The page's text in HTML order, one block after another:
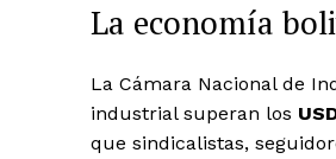
La economía
La Cámara Nacional de
industrial superan los
que sindicalistas,